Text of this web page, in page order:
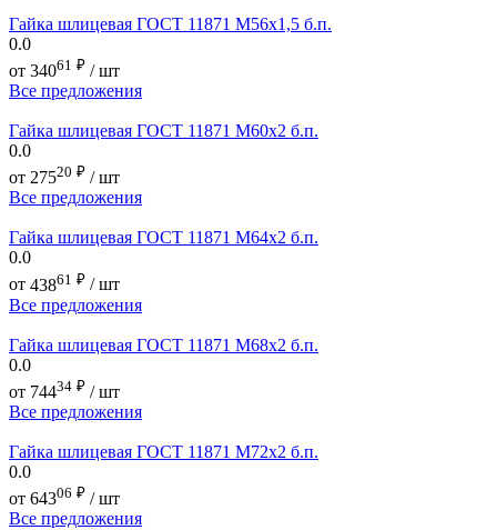
Гайка шлицевая ГОСТ 11871 М56х1,5 б.п.
0.0
от 34061 ₽ / шт
Все предложения
Гайка шлицевая ГОСТ 11871 М60х2 б.п.
0.0
от 27520 ₽ / шт
Все предложения
Гайка шлицевая ГОСТ 11871 М64х2 б.п.
0.0
от 43861 ₽ / шт
Все предложения
Гайка шлицевая ГОСТ 11871 М68х2 б.п.
0.0
от 74434 ₽ / шт
Все предложения
Гайка шлицевая ГОСТ 11871 М72х2 б.п.
0.0
от 64306 ₽ / шт
Все предложения